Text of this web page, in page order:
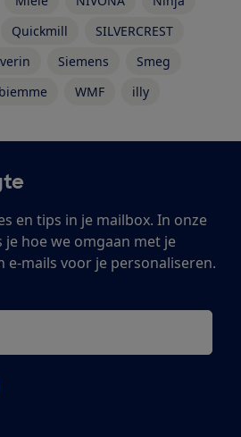
Quickmill
SILVERCREST
Siemens
Smeg
WMF illy
en tips in je mailbox. In onze
je hoe we omgaan met je
e-mails voor je personaliseren.